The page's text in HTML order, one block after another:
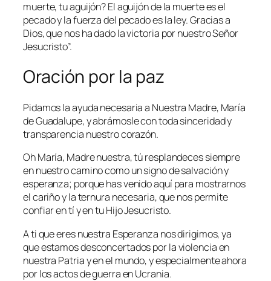
muerte, tu aguijón? El aguijón de la muerte es el
pecado y la fuerza del pecado es la ley. Gracias a
Dios, que nos ha dado la victoria por nuestro Señor
Jesucristo”.
Oración por la paz
Pidamos la ayuda necesaria a Nuestra Madre, María
de Guadalupe, y abrámosle con toda sinceridad y
transparencia nuestro corazón.
Oh María, Madre nuestra, tú resplandeces siempre
en nuestro camino como un signo de salvación y
esperanza; porque has venido aquí para mostrarnos
el cariño y la ternura necesaria, que nos permite
confiar en tí y en tu Hijo Jesucristo.
A ti que eres nuestra Esperanza nos dirigimos, ya
que estamos desconcertados por la violencia en
nuestra Patria y en el mundo, y especialmente ahora
por los actos de guerra en Ucrania.